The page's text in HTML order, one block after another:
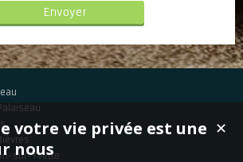
sur-Yvette
✕
votre vie privée est une
nous